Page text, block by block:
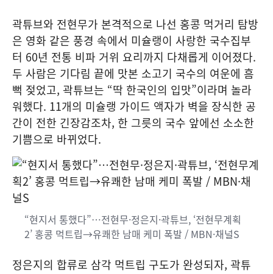
곽튜브와 전현무가 본격적으로 나선 홍콩 먹거리 탐방
은 영화 같은 풍경 속에서 미슐랭이 사랑한 국수집부
터 60년 전통 비파 거위 요리까지 다채롭게 이어졌다.
두 사람은 기다림 끝에 맛본 소고기 국수의 여운에 흠
뻑 젖었고, 곽튜브는 “딱 한국인의 입맛”이라며 놀라
워했다. 11개의 미슐랭 가이드 액자가 벽을 장식한 공
간이 전한 긴장감조차, 한 그릇의 국수 앞에선 소소한
기쁨으로 바뀌었다.
“현지서 통했다”…전현무·정은지·곽튜브, ‘전현무계획
2’ 홍콩 먹트립→유쾌한 남매 케미 폭발 / MBN·채널S
정은지의 합류로 삼각 먹트립 구도가 완성되자, 곽튜